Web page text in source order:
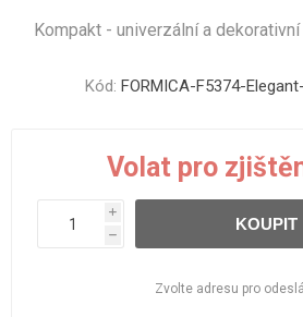
Kompakt - univerzální a
Kód: FORMICA-F5374-
Volat pro
i
h
KOUPIT
Zvolte adresu pro